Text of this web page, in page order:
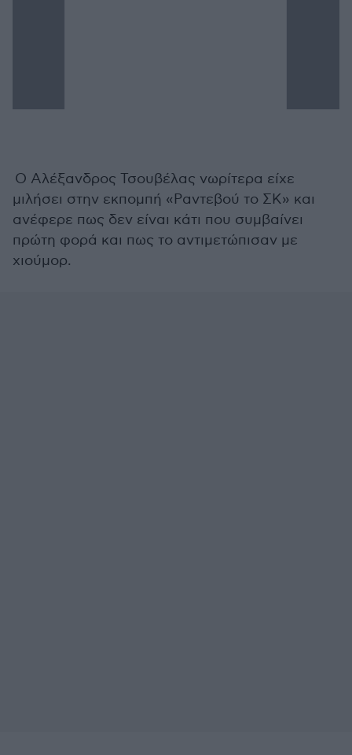
Ο Αλέξανδρος Τσουβέλας νωρίτερα είχε
μιλήσει στην εκπομπή «Ραντεβού το ΣΚ» και
ανέφερε πως δεν είναι κάτι που συμβαίνει
πρώτη φορά και πως το αντιμετώπισαν με
χιούμορ.